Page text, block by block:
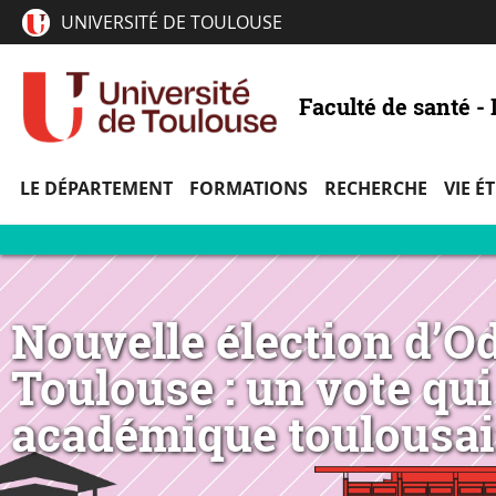
UNIVERSITÉ DE TOULOUSE
Faculté de santé
LE DÉPARTEMENT FORMATIONS RECHERCHE VIE
Nouvelle élection
Toulouse : un vote
académique